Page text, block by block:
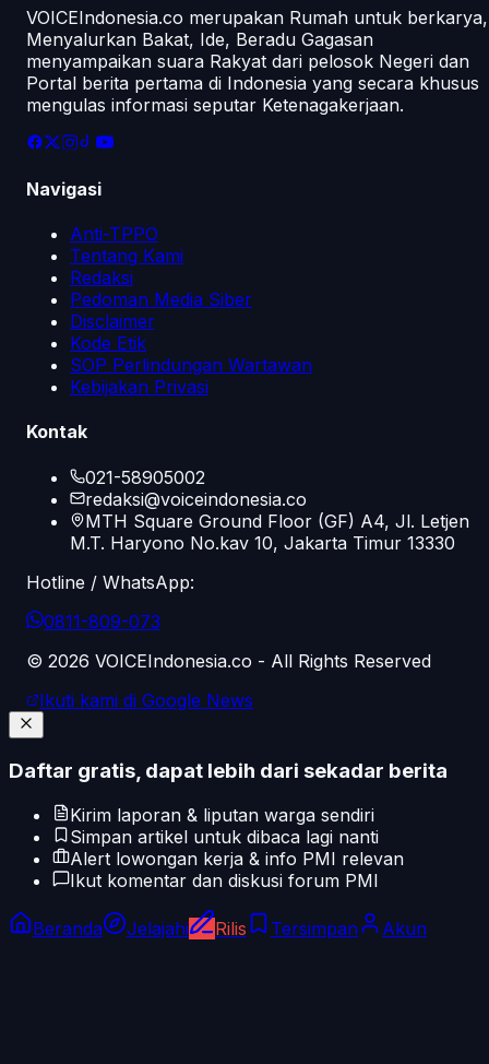
VOICEIndonesia.co merupakan Rumah untuk berkarya,
Menyalurkan Bakat, Ide, Beradu Gagasan
menyampaikan suara Rakyat dari pelosok Negeri dan
Portal berita pertama di Indonesia yang secara khusus
mengulas informasi seputar Ketenagakerjaan.
Navigasi
Anti-TPPO
Tentang Kami
Redaksi
Pedoman Media Siber
Disclaimer
Kode Etik
SOP Perlindungan Wartawan
Kebijakan Privasi
Kontak
021-58905002
redaksi@voiceindonesia.co
MTH Square Ground Floor (GF) A4, Jl. Letjen
M.T. Haryono No.kav 10, Jakarta Timur 13330
Hotline / WhatsApp:
0811-809-073
© 2026 VOICEIndonesia.co - All Rights Reserved
Ikuti kami di Google News
Daftar gratis, dapat lebih dari sekadar berita
Kirim laporan & liputan warga sendiri
Simpan artikel untuk dibaca lagi nanti
Alert lowongan kerja & info PMI relevan
Ikut komentar dan diskusi forum PMI
Beranda Jelajahi Rilis Tersimpan Akun